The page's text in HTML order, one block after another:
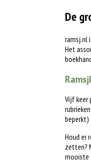
De
ramsj.nl
Het
Vijf keer
beperkt)
Houd er
zetten?
mooiste